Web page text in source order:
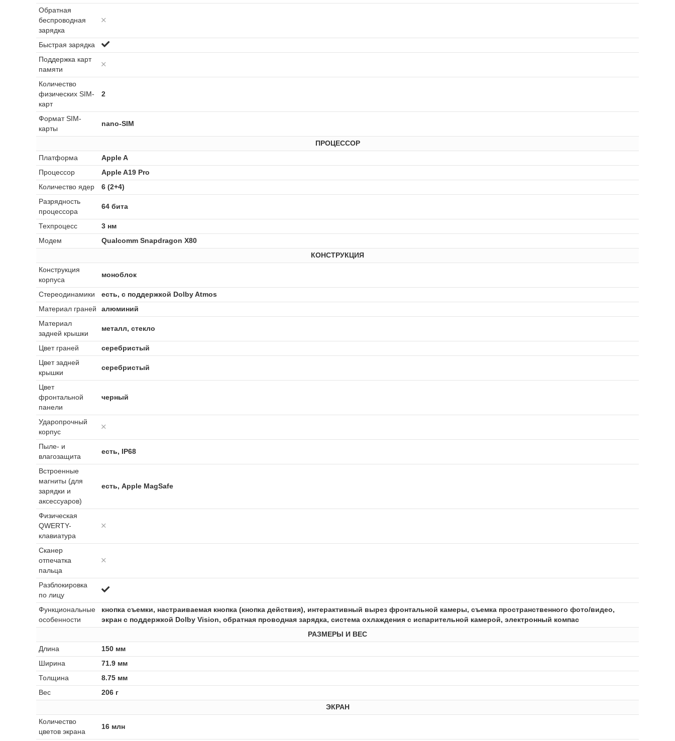
Обратная
беспроводная
зарядка
Быстрая зарядка
Поддержка карт
памяти
Количество
физических SIM-
карт
2
Формат SIM-
карты
nano-SIM
ПРОЦЕССОР
Платформа
Apple A
Процессор
Apple A19 Pro
Количество ядер
6 (2+4)
Разрядность
процессора
64 бита
Техпроцесс
3 нм
Модем
Qualcomm Snapdragon X80
КОНСТРУКЦИЯ
Конструкция
корпуса
моноблок
Стереодинамики
есть, с поддержкой Dolby Atmos
Материал граней
алюминий
Материал
задней крышки
металл, стекло
Цвет граней
серебристый
Цвет задней
крышки
серебристый
Цвет
фронтальной
панели
черный
Ударопрочный
корпус
Пыле- и
влагозащита
есть, IP68
Встроенные
магниты (для
зарядки и
аксессуаров)
есть, Apple MagSafe
Физическая
QWERTY-
клавиатура
Сканер
отпечатка
пальца
Разблокировка
по лицу
Функциональные
особенности
кнопка съемки, настраиваемая кнопка (кнопка действия), интерактивный вырез фронтальной камеры, съемка пространственного фото/видео,
экран с поддержкой Dolby Vision, обратная проводная зарядка, система охлаждения с испарительной камерой, электронный компас
РАЗМЕРЫ И ВЕС
Длина
150 мм
Ширина
71.9 мм
Толщина
8.75 мм
Вес
206 г
ЭКРАН
Количество
цветов экрана
16 млн